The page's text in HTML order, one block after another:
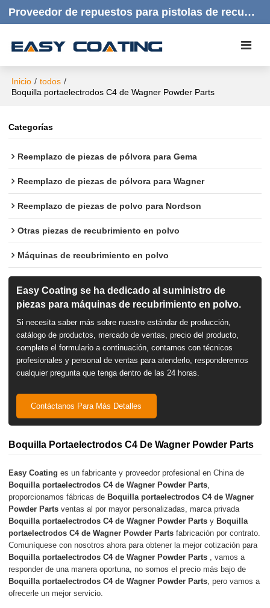
Proveedor de repuestos para pistolas de recubrimiento en polvo | Productos de calidad, respuesta rápida y atención al cliente amable.
Inicio / todos /
Boquilla portaelectrodos C4 de Wagner Powder Parts
Categorías
Reemplazo de piezas de pólvora para Gema
Reemplazo de piezas de pólvora para Wagner
Reemplazo de piezas de polvo para Nordson
Otras piezas de recubrimiento en polvo
Máquinas de recubrimiento en polvo
Easy Coating se ha dedicado al suministro de
piezas para máquinas de recubrimiento en polvo.
Si necesita saber más sobre nuestro estándar de producción,
catálogo de productos, mercado de ventas, precio del producto,
complete el formulario a continuación, contamos con técnicos
profesionales y personal de ventas para atenderlo, responderemos
cualquier pregunta que tenga dentro de las 24 horas.
Contáctanos Para Más Detalles
Boquilla Portaelectrodos C4 De Wagner Powder Parts
Easy Coating es un fabricante y proveedor profesional en China de
Boquilla portaelectrodos C4 de Wagner Powder Parts,
proporcionamos fábricas de Boquilla portaelectrodos C4 de Wagner
Powder Parts ventas al por mayor personalizadas, marca privada
Boquilla portaelectrodos C4 de Wagner Powder Parts y Boquilla
portaelectrodos C4 de Wagner Powder Parts fabricación por contrato.
Comuníquese con nosotros ahora para obtener la mejor cotización para
Boquilla portaelectrodos C4 de Wagner Powder Parts , vamos a
responder de una manera oportuna, no somos el precio más bajo de
Boquilla portaelectrodos C4 de Wagner Powder Parts, pero vamos a
ofrecerle un mejor servicio.